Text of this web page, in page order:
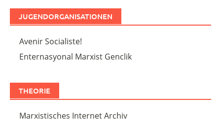
JUGENDORGANISATIONEN
Avenir Socialiste!
Enternasyonal Marxist Genclik
THEORIE
Marxistisches Internet Archiv